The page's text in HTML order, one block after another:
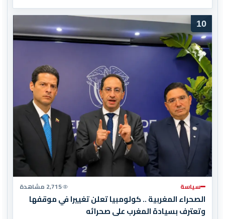
10
سياسة 2,715 مشاهدة
الصحراء المغربية .. كولومبيا تعلن تغييرا في موقفها
وتعترف بسيادة المغرب على صحرائه